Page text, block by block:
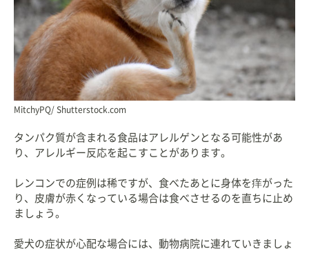
MitchyPQ/ Shutterstock.com
タンパク質が含まれる食品はアレルゲンとなる可能性があ
り、アレルギー反応を起こすことがあります。
レンコンでの症例は稀ですが、食べたあとに身体を痒がった
り、皮膚が赤くなっている場合は食べさせるのを直ちに止め
ましょう。
愛犬の症状が心配な場合には、動物病院に連れていきましょ